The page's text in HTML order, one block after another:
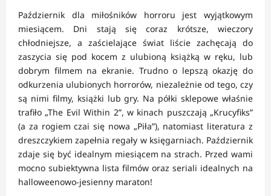
Październik dla miłośników horroru jest wyjątkowym
miesiącem. Dni stają się coraz krótsze, wieczory
chłodniejsze, a zaścielające świat liście zachęcają do
zaszycia się pod kocem z ulubioną książką w ręku, lub
dobrym filmem na ekranie. Trudno o lepszą okazję do
odkurzenia ulubionych horrorów, niezależnie od tego, czy
są nimi filmy, książki lub gry. Na półki sklepowe właśnie
trafiło „The Evil Within 2”, w kinach puszczają „Krucyfiks”
(a za rogiem czai się nowa „Piła”), natomiast literatura z
dreszczykiem zapełnia regały w księgarniach. Październik
zdaje się być idealnym miesiącem na strach. Przed wami
mocno subiektywna lista filmów oraz seriali idealnych na
halloweenowo-jesienny maraton!